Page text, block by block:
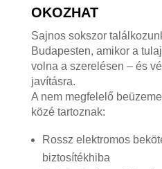
OKOZHAT
Sajnos sokszor
Budapesten, amikor a
volna a szerelésen – és
javításra.
A nem megfelelő
közé tartoznak:
Rossz elektromos
biztosítékhiba